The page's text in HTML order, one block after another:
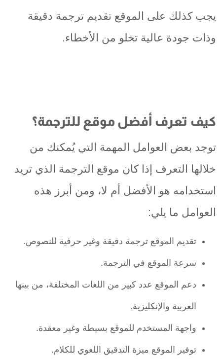
يجب كذلك على الموقع تقديم ترجمة دقيقة
وذات جودة عالية تخلو من الأخطاء.
كيف تعرف أفضل موقع للترجمة؟
توجد بعض العوامل المهمة التي يُمكنك من
خلالها التعرف إذا كان موقع الترجمة الذي تريد
استخدامه هو الأفضل أم لا، ومن أبرز هذه
العوامل ما يلي:
تقديم الموقع ترجمة دقيقة وغير حرفية للنصوص.
سرعة الموقع في الترجمة.
دعم الموقع عدد كبير من اللغات المختلفة، من بينها
العربية والإنكليزية.
واجهة المستخدم للموقع بسيطة وغير معقدة.
توفير الموقع ميزة التدقيق اللغوي للكلام.